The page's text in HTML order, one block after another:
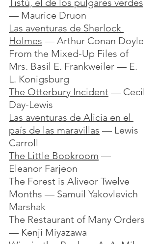
Tistú, el de los pulgares verdes
— Maurice Druon
Las aventuras de Sherlock
Holmes — Arthur Conan Doyle
From the Mixed-Up Files of
Mrs. Basil E. Frankweiler — E.
L. Konigsburg
The Otterbury Incident — Cecil
Day-Lewis
Las aventuras de Alicia en el
país de las maravillas — Lewis
Carroll
The Little Bookroom —
Eleanor Farjeon
The Forest is Aliveor Twelve
Months — Samuil Yakovlevich
Marshak
The Restaurant of Many Orders
— Kenji Miyazawa